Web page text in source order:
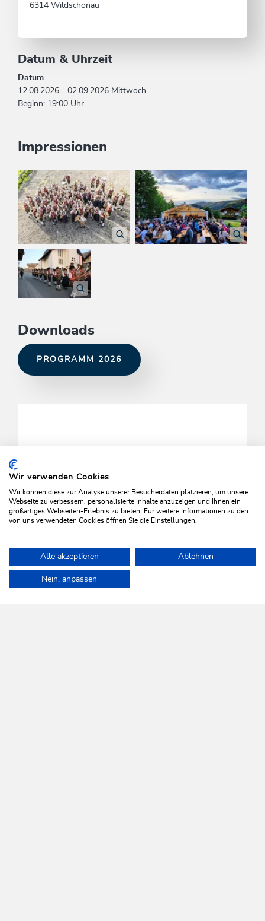
Datum & Uhrzeit
Datum
12.08.2026 - 02.09.2026 Mittwoch
Beginn: 19:00 Uhr
Impressionen
Downloads
PROGRAMM 2026
ALLE COOKIES AKTIVIEREN
6314 Wildschönau
Home Info & Service Veranstaltungen Niederauer Dorfabend
Wir verwenden Cookies
Wir können diese zur Analyse unserer Besucherdaten platzieren, um unsere
Webseite zu verbessern, personalisierte Inhalte anzuzeigen und Ihnen ein
großartiges Webseiten-Erlebnis zu bieten. Für weitere Informationen zu den
von uns verwendeten Cookies öffnen Sie die Einstellungen.
Alle akzeptieren Ablehnen
Nein, anpassen